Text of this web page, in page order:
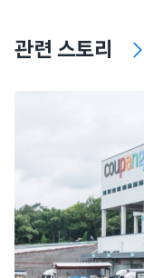
관련 스토리